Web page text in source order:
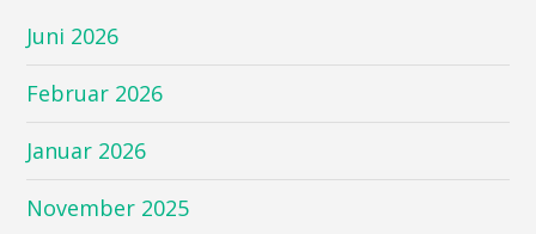
Juni 2026
Februar 2026
Januar 2026
November 2025